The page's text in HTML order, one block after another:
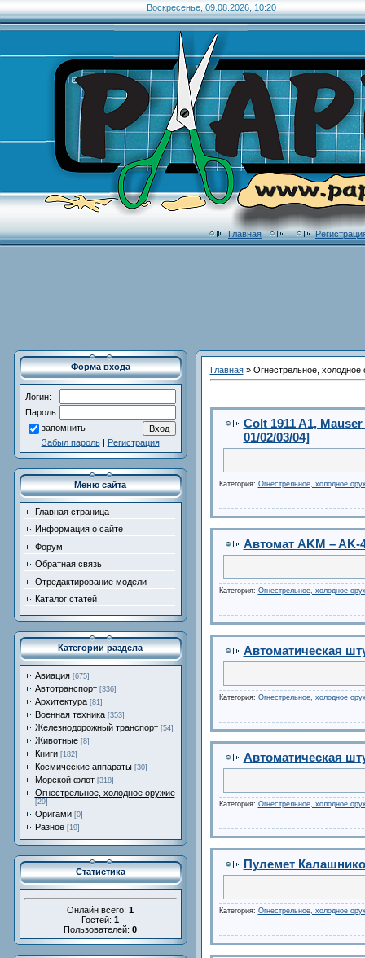
Воскресенье, 09.08.2026, 10:20
Главная
Форма входа
Логин:
Пароль:
запомнить
Забыл пароль| Регистрация
Меню сайта
Главная страница
Информация о сайте
Форум
Обратная связь
Отредактирование модели
Каталог статей
Категории раздела
Авиация [675]
Автотранспорт [336]
Архитектура [81]
Военная техника [353]
Железнодорожный транспорт [54]
Животные [8]
Книги [182]
Космические аппараты [30]
Морской флот [318]
Огнестрельное, холодное оружие
[29]
Оригами [0]
Разное [19]
Статистика
Онлайн всего: 1
Гостей: 1
Пользователей: 0
Главная» Огнестрельное, холодное
Colt 1911 A1,
01/02/03/04]
Категория: Огнестрельное, холодное
Автомат AKM – AK-
Категория: Огнестрельное, холодное
Автоматическая
Категория: Огнестрельное, холодное
Автоматическая
Категория: Огнестрельное, холодное
Пулемет
Категория: Огнестрельное, холодное